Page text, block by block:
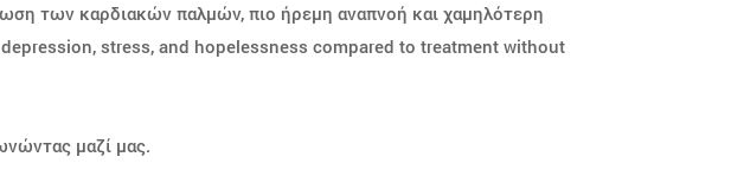
των καρδιακών παλμών, πιο ήρεμη αναπνοή και χαμηλότερη
stress, and hopelessness compared to treatment without
μαζί μας.